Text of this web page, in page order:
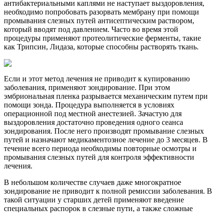
антибактериальными каплями не наступает выздоровления,
необходимо попробовать разорвать мембрану при помощи
промывания слезных путей антисептическим раствором,
который вводят под давлением. Часто во время этой
процедуры применяют протеолитические ферменты, такие
как Трипсин, Лидаза, которые способны растворять ткань.
Если и этот метод лечения не приводит к купированию
заболевания, применяют зондирование. При этом
эмбриональная пленка разрывается механическим путем при
помощи зонда. Процедура выполняется в условиях
операционной под местной анестезией. Зачастую для
выздоровления достаточно проведения одного сеанса
зондирования. После него производят промывание слезных
путей и назначают медикаментозное лечение до 3 месяцев. В
течение всего периода необходимы повторные осмотры и
промывания слезных путей для контроля эффективности
лечения.
В небольшом количестве случаев даже многократное
зондирование не приводит к полной ремиссии заболевания. В
такой ситуации у старших детей применяют введение
специальных распорок в слезные пути, а также сложные